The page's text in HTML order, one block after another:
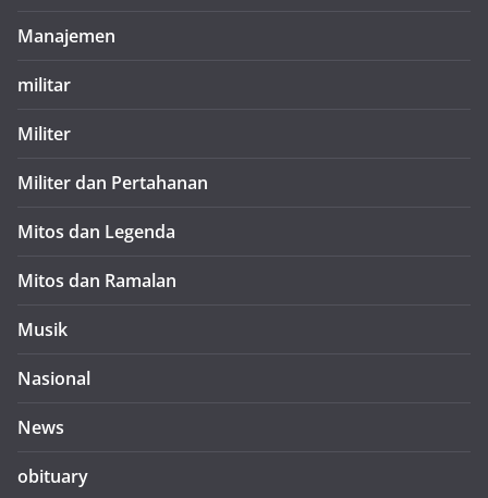
Manajemen
militar
Militer
Militer dan Pertahanan
Mitos dan Legenda
Mitos dan Ramalan
Musik
Nasional
News
obituary